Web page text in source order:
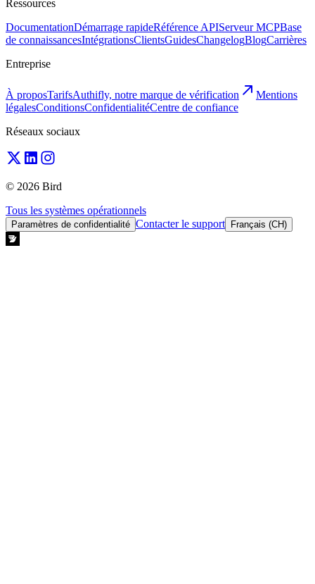
Ressources
DocumentationDémarrage rapideRéférence APIServeur MCPBase
de connaissancesIntégrationsClientsGuidesChangelogBlogCarrières
Entreprise
À proposTarifsAuthifly, notre marque de vérification
Mentions
légalesConditionsConfidentialitéCentre de confiance
Réseaux sociaux
© 2026 Bird
Tous les systèmes opérationnels
Paramètres de confidentialité Contacter le support Français (CH)